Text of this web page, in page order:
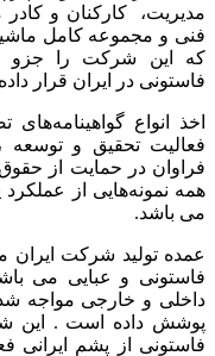
مدیریت، کارکنان و
فنی و مجموعه کامل
که این شرکت را جزو
فاستونی در ایران قرار
اخذ انواع
فعالیت تحقیق و توسعه ،
فراوان در حمایت از
همه نمونه‌هایی از
می باشد.
عمده تولید شرکت ایران
فاستونی و عبایی می
داخلی و خارجی مواجه
پوشش داده است . این
فاستونی از پشم ایرانی